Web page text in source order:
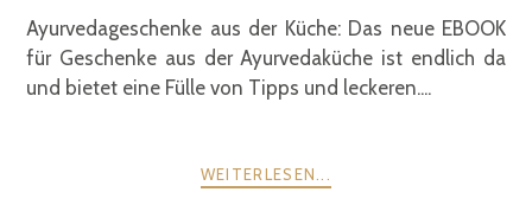
Ayurvedageschenke aus der Küche: Das neue EBOOK
für Geschenke aus der Ayurvedaküche ist endlich da
und bietet eine Fülle von Tipps und leckeren....
WEITERLESEN...